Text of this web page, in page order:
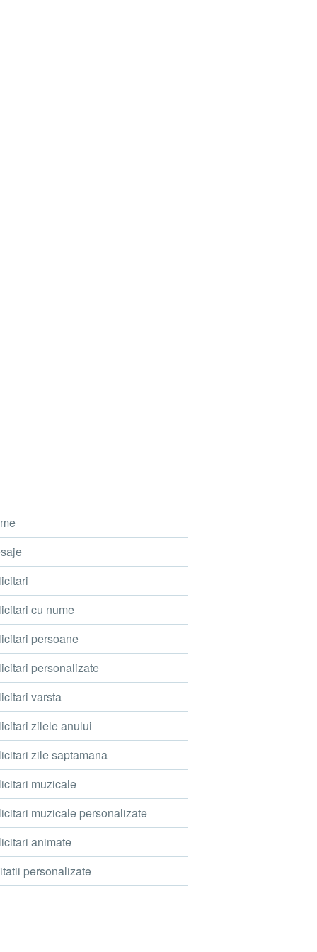
cu nume
persoane
personalizate
varsta
zilele anului
zile saptamana
muzicale
muzicale personalizate
animate
personalizate